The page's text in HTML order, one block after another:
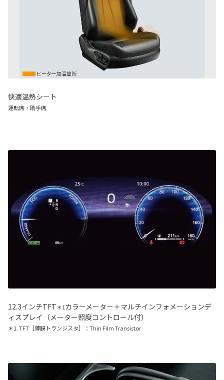
快適温熱シート
運転席・助手席
12.3インチTFT＊1カラーメーター＋マルチインフォメーションデ
ィスプレイ（メーター照度コントロール付）
＊1. TFT［薄膜トランジスタ］：Thin Film Transistor